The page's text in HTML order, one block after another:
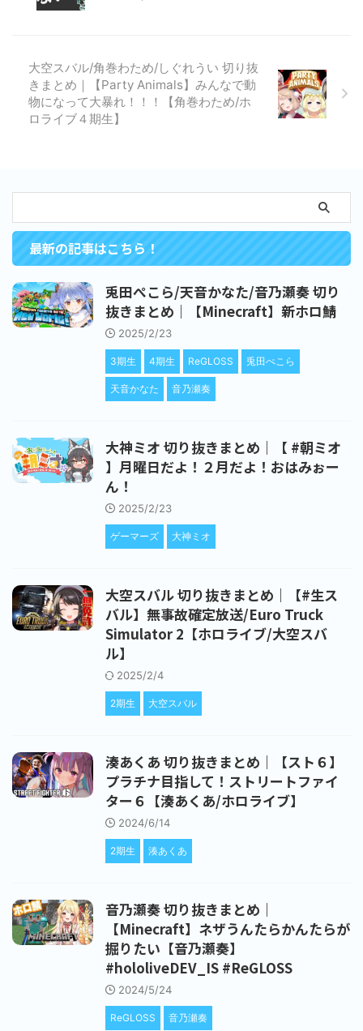
大空スバル/角巻わため/しぐれうい 切り抜
きまとめ｜【Party Animals】みんなで動
物になって大暴れ！！！【角巻わため/ホ
ロライブ４期生】
最新の記事はこちら！
兎田ぺこら/天音かなた/音乃瀬奏 切り
抜きまとめ｜【Minecraft】新ホロ鯖
2025/2/23
3期生 4期生 ReGLOSS 兎田ぺこら
天音かなた 音乃瀬奏
大神ミオ 切り抜きまとめ｜【 #朝ミオ
】月曜日だよ！２月だよ！おはみぉー
ん！
2025/2/23
ゲーマーズ 大神ミオ
大空スバル 切り抜きまとめ｜【#生ス
バル】無事故確定放送/Euro Truck
Simulator 2【ホロライブ/大空スバ
ル】
2025/2/4
2期生 大空スバル
湊あくあ 切り抜きまとめ｜【スト６】
プラチナ目指して！ストリートファイ
ター６【湊あくあ/ホロライブ】
2024/6/14
2期生 湊あくあ
音乃瀬奏 切り抜きまとめ｜
【Minecraft】ネザうんたらかんたらが
掘りたい【音乃瀬奏】
#hololiveDEV_IS #ReGLOSS
2024/5/24
ReGLOSS 音乃瀬奏